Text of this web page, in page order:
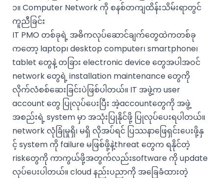
၁။ Computer Network ကို စနစ်တကျထိန်းသိမ်းရာတွင်
ကူညီခြင်း
IT PMO တစ်ခုရဲ့ အဓိကလုပ်ဆောင်ချက်တွေထဲကတစ်ခု
ကတော့ laptop၊ desktop computer၊ smartphone၊
tablet တွေနဲ့ တခြား electronic device တွေအပါအဝင်
network တွေရဲ့ installation maintenance တွေကို
လိုက်လံစစ်ဆေးခြင်းပဲဖြစ်ပါတယ်။ IT အဖွဲ့က user
account တွေ ပြုလုပ်ပေးပြီး အဲ့accountတွေကို အဖွဲ့
အစည်းရဲ့ system မှာ အသုံးပြုနိုင်ဖို့ ပြုလုပ်ပေးရပါတယ်။
network လုံခြုံမှုရှိ၊ မရှိ လိုအပ်ရင် ပြဿနာဖြေရှင်းပေးဖို့နှ
င့် system ကို failure မဖြစ်ဖို့နဲ့threat တွေက ရနိုင်တဲ့
riskတွေကို ကာကွယ်ဖို့အတွက်လည်းsoftware ကို update
လုပ်ပေးပါတယ်။ cloud နည်းပညာကို အခြေခံထားတဲ့